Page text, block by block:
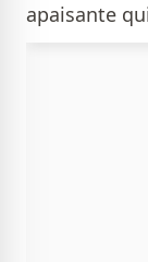
apaisante